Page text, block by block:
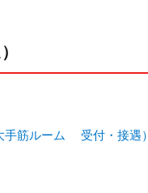
手筋ルーム 受付・接遇）